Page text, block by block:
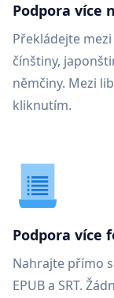
Podpora více
Překládejte
čínštiny,
němčiny. Mezi
kliknutím.
Podpora více
Nahrajte přímo
EPUB a SRT.